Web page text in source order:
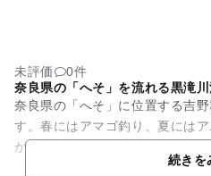
未評価
0件
奈良県の「へそ」を流れる黒滝
奈良県の「へそ」に位置する吉
す。春にはアマゴ釣り、夏には
ができる黒滝川に隣接していま
交い、カジカ鳴きます。大自...
続きを